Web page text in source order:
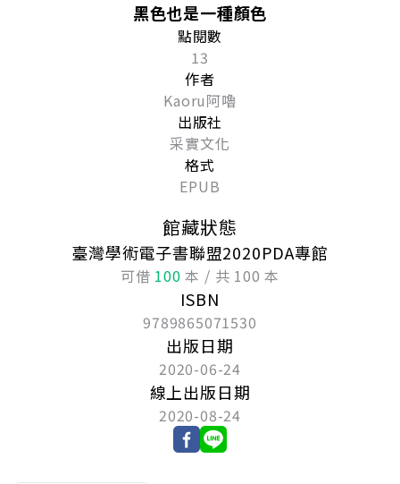
黑色也是一種顏色
點閱數
13
作者
Kaoru阿嚕
出版社
采實文化
格式
EPUB
館藏狀態
臺灣學術電子書聯盟2020PDA專館
可借 100 本 / 共 100 本
ISBN
9789865071530
出版日期
2020-06-24
線上出版日期
2020-08-24